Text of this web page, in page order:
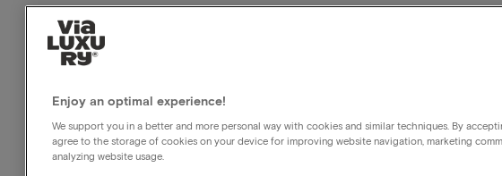
Enjoy an optimal experience!
We support you in a better and more personal way with cookies and similar techniques. By
agree to the storage of cookies on your device for improving website navigation, marketing
analyzing website usage.